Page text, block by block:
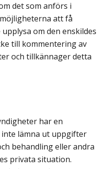
det som anförs i
att få
om den enskildes
till kommentering av
och tillkännager detta
har en
lämna ut uppgifter
behandling eller andra
privata situation.